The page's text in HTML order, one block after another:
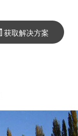
获取解决方案